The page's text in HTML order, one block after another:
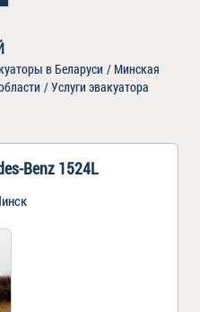
в Беларуси / Минская
/Услуги эвакуатора
Benz 1524L